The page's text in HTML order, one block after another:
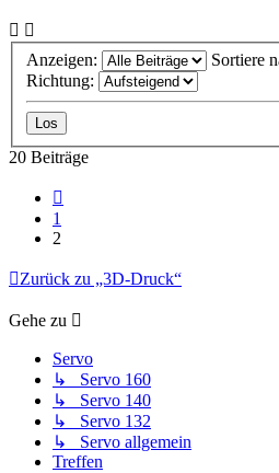
Anzeigen:
Sortiere
Richtung:
20 Beiträge
1
2
Zurück zu „3D-Druck“
Gehe zu
Servo
↳ Servo 160
↳ Servo 140
↳ Servo 132
↳ Servo allgemein
Treffen